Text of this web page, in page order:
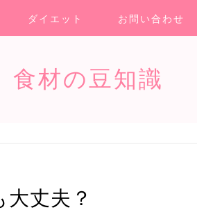
ダイエット お問い合わせ
食材の豆知識
丈夫？